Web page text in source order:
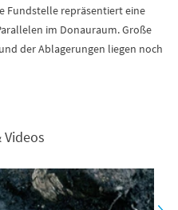
Fundstelle repräsentiert eine
im Donauraum. Große
der Ablagerungen liegen noch
Videos